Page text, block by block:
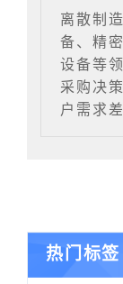
离散制
备、精
设备等
采购决
户需求
热门标签